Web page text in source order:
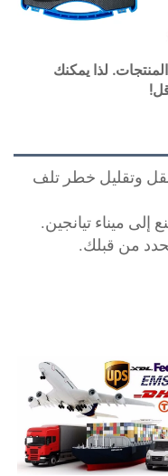
لدينا أدوات فحص خاصة لضمان جودة المنتجات. لذا يمكنك
وتقليل خطر تلف
ميناء تيانجين.
من قبلك.